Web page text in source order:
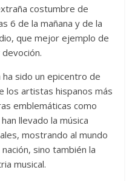
costumbre de
6 de la mañana y de la
que mejor ejemplo de
ha sido un epicentro de
los artistas hispanos más
emblemáticas como
llevado la música
mostrando al mundo
sino también la
musical.